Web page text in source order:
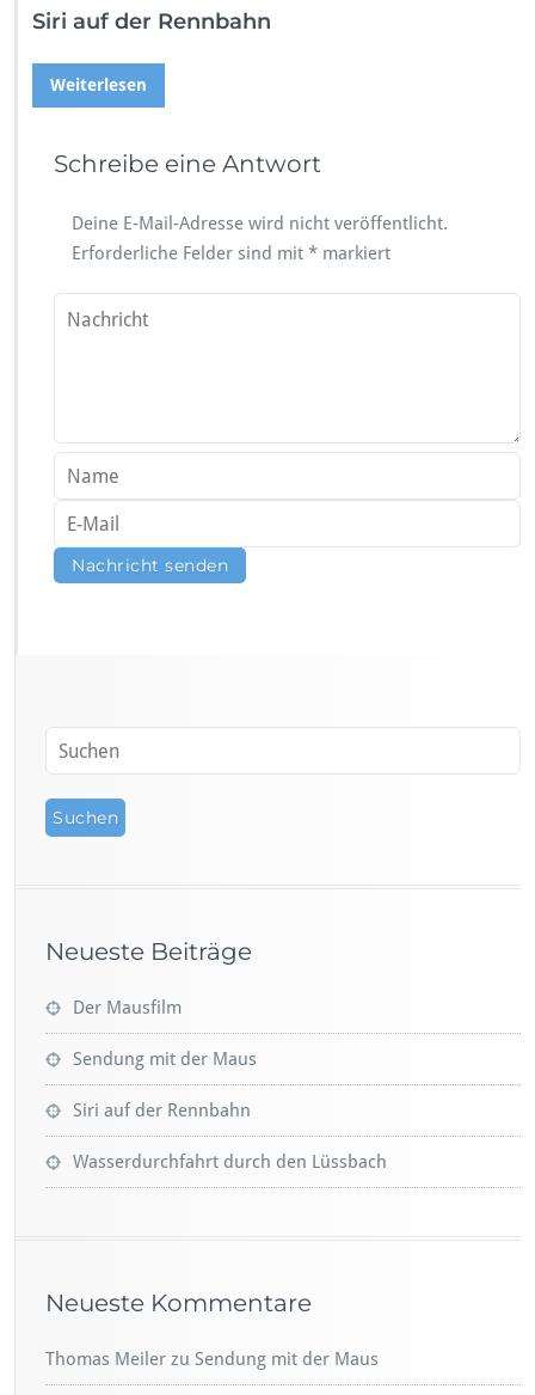
Siri auf der Rennbahn
Weiterlesen
Schreibe eine Antwort
Deine E-Mail-Adresse wird nicht veröffentlicht.
Erforderliche Felder sind mit * markiert
Neueste Beiträge
Der Mausfilm
Sendung mit der Maus
Siri auf der Rennbahn
Wasserdurchfahrt durch den Lüssbach
Neueste Kommentare
Thomas Meiler zu Sendung mit der Maus